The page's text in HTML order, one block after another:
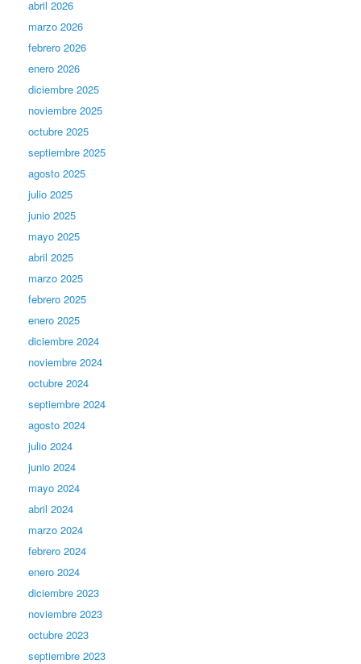
abril 2026
marzo 2026
febrero 2026
enero 2026
diciembre 2025
noviembre 2025
octubre 2025
septiembre 2025
agosto 2025
julio 2025
junio 2025
mayo 2025
abril 2025
marzo 2025
febrero 2025
enero 2025
diciembre 2024
noviembre 2024
octubre 2024
septiembre 2024
agosto 2024
julio 2024
junio 2024
mayo 2024
abril 2024
marzo 2024
febrero 2024
enero 2024
diciembre 2023
noviembre 2023
octubre 2023
septiembre 2023